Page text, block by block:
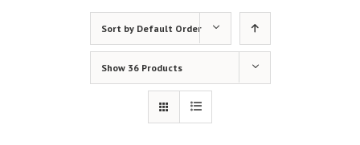
Sort by Default Order
Show 36 Products